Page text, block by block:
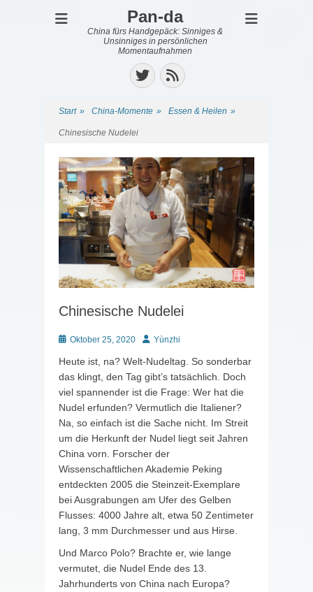
Pan-da
China fürs Handgepäck: Sinniges &
Unsinniges in persönlichen
Momentaufnahmen
Twitter
Feed
Start » China-Momente » Essen & Heilen »
Chinesische Nudelei
Chinesische Nudelei
Posted
Oktober 25, 2020 AutorYùnzhi
Heute ist, na? Welt-Nudeltag. So sonderbar
das klingt, den Tag gibt’s tatsächlich. Doch
viel spannender ist die Frage: Wer hat die
Nudel erfunden? Vermutlich die Italiener?
Na, so einfach ist die Sache nicht. Im Streit
um die Herkunft der Nudel liegt seit Jahren
China vorn. Forscher der
Wissenschaftlichen Akademie Peking
entdeckten 2005 die Steinzeit-Exemplare
bei Ausgrabungen am Ufer des Gelben
Flusses: 4000 Jahre alt, etwa 50 Zentimeter
lang, 3 mm Durchmesser und aus Hirse.
Und Marco Polo? Brachte er, wie lange
vermutet, die Nudel Ende des 13.
Jahrhunderts von China nach Europa?